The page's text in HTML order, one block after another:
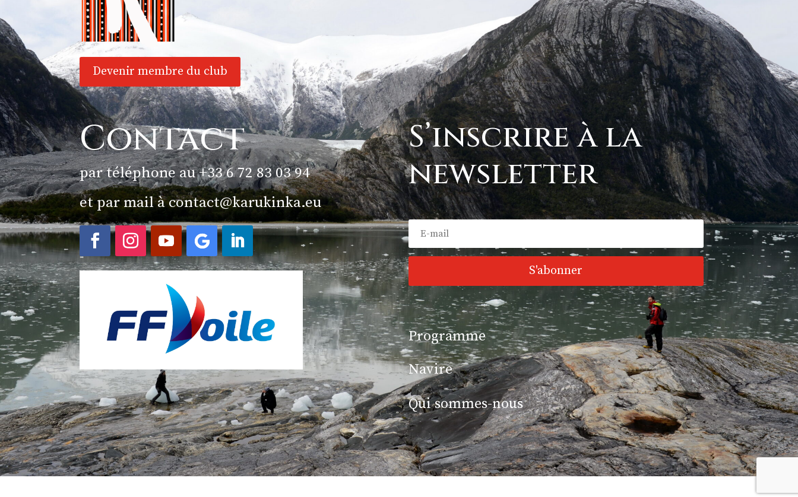
Devenir membre du club
Contact
par téléphone au +33 6 72 83 03 94
et par mail àcontact@karukinka.eu
S’inscrire à la
newsletter
S'abonner
Programme
Navire
Qui sommes-nous